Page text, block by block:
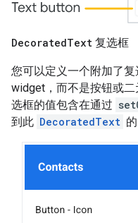
DecoratedText 复选框
您可以定义一个附加了复
widget，而不是按钮或
选框的值包含在通过
到此 DecoratedText 的